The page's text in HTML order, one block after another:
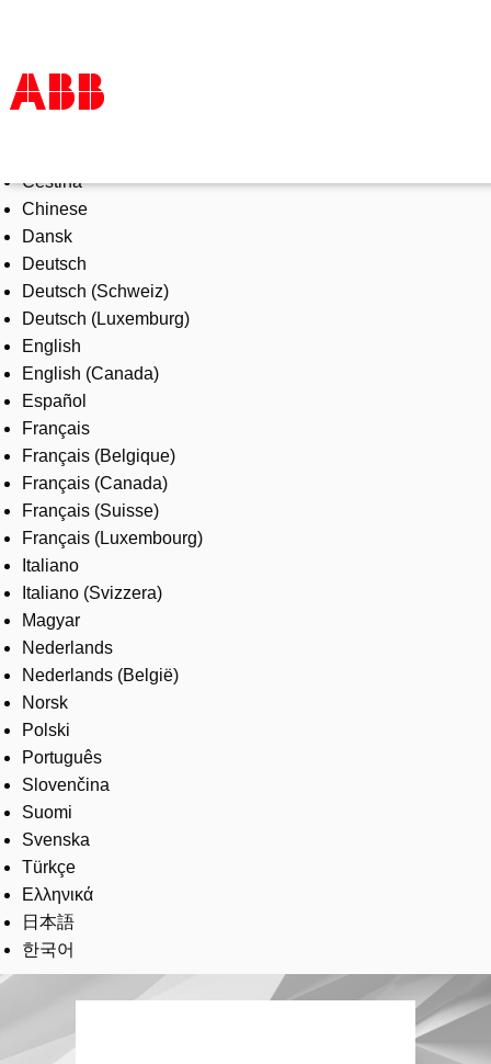
Products & Solutions
Industries
Services
About us
Where to buy
Contact us
Careers
Čeština
Chinese
Dansk
Deutsch
Deutsch (Schweiz)
Deutsch (Luxemburg)
English
English (Canada)
Español
Français
Français (Belgique)
Français (Canada)
Français (Suisse)
Français (Luxembourg)
Italiano
Italiano (Svizzera)
Magyar
Nederlands
Nederlands (België)
Norsk
Polski
Português
Slovenčina
Suomi
Svenska
Türkçe
Ελληνικά
日本語
한국어